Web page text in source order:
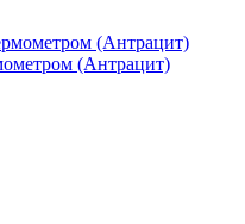
(Антрацит)